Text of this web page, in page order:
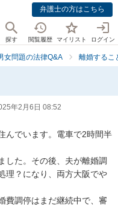
弁護士の方はこちら
探す 閲覧履歴 マイリスト ログイン
女問題の法律Q&A 離婚するこ
年2月6日 08:52
んでいます。電車で2時間半
した。その後、夫が離婚調
理？になり、両方大阪でや
費調停はまだ継続中で、審